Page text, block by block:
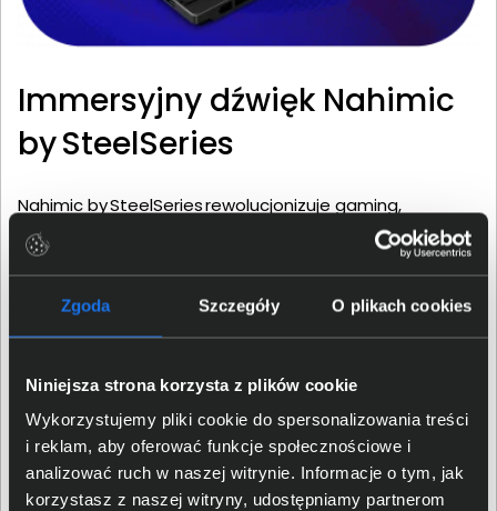
Zgoda Szczegóły O plikach cookies
Niniejsza strona korzysta z plików cookie
Wykorzystujemy pliki cookie do spersonalizowania treści
i reklam, aby oferować funkcje społecznościowe i
analizować ruch w naszej witrynie. Informacje o tym, jak
korzystasz z naszej witryny, udostępniamy partnerom
Immersyjny dźwięk Nahimic
by SteelSeries
Nahimic by SteelSeries rewolucjonizuje gaming,
oferując dźwięk 3D napędzany przez AI i inteligentne
profile dźwiękowe zapewniając niespotykaną immersję.
w zależności od Twojej aktywności, od grania
po odtwarzanie multimediów. Zyskaj przewagę
pozycje przeciwników za pomocą wskazówek
dźwiękowych. Dopracuj swój dźwięk
za pomocą 10pasmowego equalizera i efektów audio
Nahimic. Podziel się swoim doświadczeniem
dźwiękowym z przyjaciółmi dzięki funkcji Sound Sharing+,